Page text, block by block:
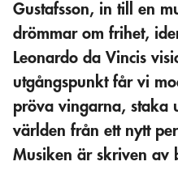
Gustafsson, in till en
drömmar om frihet,
Leonardo da Vincis
utgångspunkt får vi
pröva vingarna, staka
världen från ett nytt
Musiken är skriven av